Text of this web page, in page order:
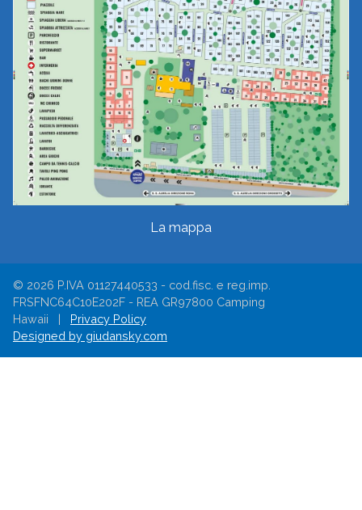
La mappa
© 2026 P.IVA 01127440533 - cod.fisc. e reg.imp.
FRSFNC64C10E202F - REA GR97800 Camping
Hawaii | Privacy Policy
Designed by giudansky.com